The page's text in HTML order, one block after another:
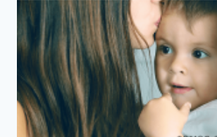
ЮДИНА)